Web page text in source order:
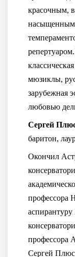
красочным,
насыщенным
мюзиклы,
зарубежная
любовью
Сергей
баритон,
Окончил
профессора
аспирантуру
профессора
Сергей